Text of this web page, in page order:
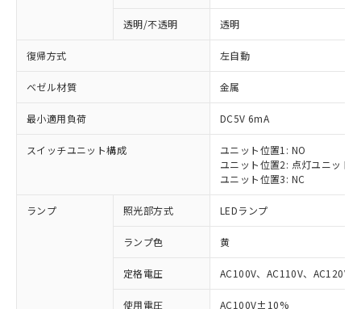
透明/不透明 透明
復帰方式 左自動
ベゼル材質 金属
最小適用負荷 DC5V 6mA
スイッチユニット構成
ユニット位置1: NO
ユニット位置2: 点灯ユニット
ユニット位置3: NC
ランプ 照光部方式 LEDランプ
ランプ色 黄
定格電圧 AC100V、AC110V、AC120V
使用電圧
AC100V±10%